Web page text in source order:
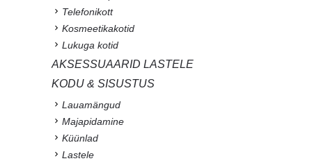
Telefonikott
Kosmeetikakotid
Lukuga kotid
AKSESSUAARID LASTELE
KODU & SISUSTUS
Lauamängud
Majapidamine
Küünlad
Lastele